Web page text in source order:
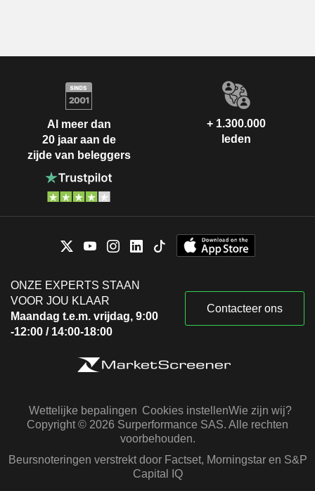
Al meer dan
20 jaar aan de
zijde van beleggers
+ 1.300.000
leden
ONZE EXPERTS STAAN
VOOR JOU KLAAR
Maandag t.e.m. vrijdag, 9:00
-12:00 / 14:00-18:00
Contacteer ons
Wettelijke bepalingen Cookies instellenWie zijn wij?
Copyright © 2026 Surperformance SAS. Alle rechten
voorbehouden.
Beursnoteringen verstrekt door Factset, Morningstar en S&P
Capital IQ